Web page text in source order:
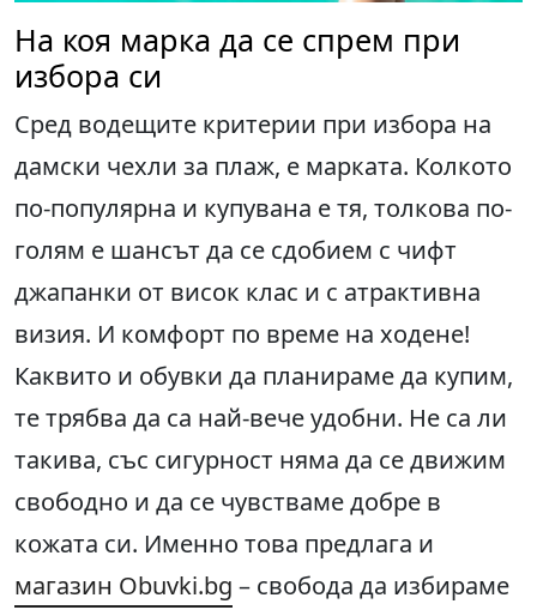
На коя марка да се спрем при
избора си
Сред водещите критерии при избора на
дамски чехли за плаж, е марката. Колкото
по-популярна и купувана е тя, толкова по-
голям е шансът да се сдобием с чифт
джапанки от висок клас и с атрактивна
визия. И комфорт по време на ходене!
Каквито и обувки да планираме да купим,
те трябва да са най-вече удобни. Не са ли
такива, със сигурност няма да се движим
свободно и да се чувстваме добре в
кожата си. Именно това предлага и
магазин Obuvki.bg – свобода да избираме